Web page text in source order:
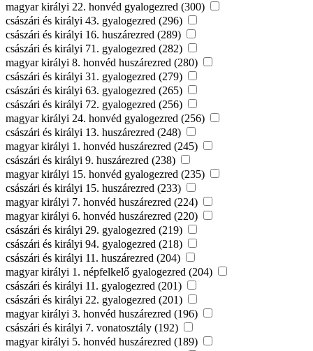
magyar királyi 22. honvéd gyalogezred (300)
császári és királyi 43. gyalogezred (296)
császári és királyi 16. huszárezred (289)
császári és királyi 71. gyalogezred (282)
magyar királyi 8. honvéd huszárezred (280)
császári és királyi 31. gyalogezred (279)
császári és királyi 63. gyalogezred (265)
császári és királyi 72. gyalogezred (256)
magyar királyi 24. honvéd gyalogezred (256)
császári és királyi 13. huszárezred (248)
magyar királyi 1. honvéd huszárezred (245)
császári és királyi 9. huszárezred (238)
magyar királyi 15. honvéd gyalogezred (235)
császári és királyi 15. huszárezred (233)
magyar királyi 7. honvéd huszárezred (224)
magyar királyi 6. honvéd huszárezred (220)
császári és királyi 29. gyalogezred (219)
császári és királyi 94. gyalogezred (218)
császári és királyi 11. huszárezred (204)
magyar királyi 1. népfelkelő gyalogezred (204)
császári és királyi 11. gyalogezred (201)
császári és királyi 22. gyalogezred (201)
magyar királyi 3. honvéd huszárezred (196)
császári és királyi 7. vonatosztály (192)
magyar királyi 5. honvéd huszárezred (189)